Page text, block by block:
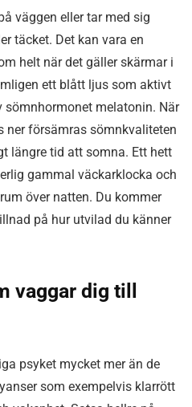
väggen eller tar med sig
täcket. Det kan vara en
helt när det gäller skärmar i
ett blått ljus som aktivt
melatonin. När
ner försämras sömnkvaliteten
längre tid att somna. Ett hett
gammal väckarklocka och
över natten. Du kommer
på hur utvilad du känner
vaggar dig till
psyket mycket mer än de
som exempelvis klarrött